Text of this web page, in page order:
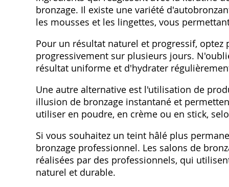
bronzage. Il existe une variété
les mousses et les lingettes, vous
Pour un résultat naturel et progressif,
progressivement sur plusieurs jours.
résultat uniforme et d'hydrater
Une autre alternative est l'utilisation de
illusion de bronzage instantané et
utiliser en poudre, en crème ou en stick,
Si vous souhaitez un teint hâlé plus
bronzage professionnel. Les salons de
réalisées par des professionnels, qui
naturel et durable.